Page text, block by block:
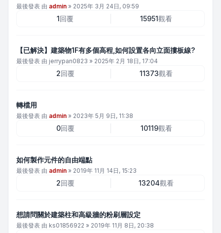
最後發表 由 admin » 2025年 3月 24日, 09:59
1回覆 15951觀看
【已解決】建築物1F有多個高程,如何設置各向立面摟板線?
最後發表 由 jerrypan0823 » 2025年 2月 18日, 17:04
2回覆 11373觀看
轉檔用
最後發表 由 admin » 2023年 5月 9日, 11:38
0回覆 10119觀看
如何製作元件的自由端點
最後發表 由 admin » 2019年 11月 14日, 15:23
2回覆 13204觀看
想請問關於建築柱和高級牆的粉刷層設定
最後發表 由 ks01856922 » 2019年 11月 8日, 20:38